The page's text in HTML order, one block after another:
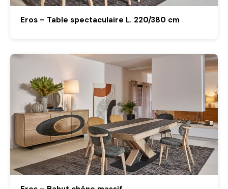
Eros – Table spectaculaire L. 220/380 cm